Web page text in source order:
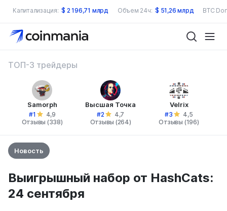
Капитализация: $ 2 196,71 млрд Объем 24ч: $ 51,26 млрд BTC
ТОП-3 трейдеры
Samorph
#1
4,9
Отзывы (338)
Высшая Точка
#2
4,7
Отзывы (264)
Velrix
#3
4,5
Отзывы (196)
Новость
Выигрышный набор от HashCats:
24 сентября